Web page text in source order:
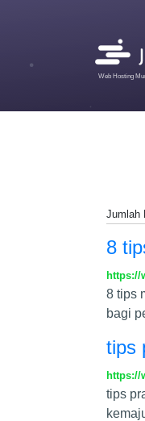
Web Hosting
Jumlah
8
https://
8 tips
bagi
tips
https://
tips